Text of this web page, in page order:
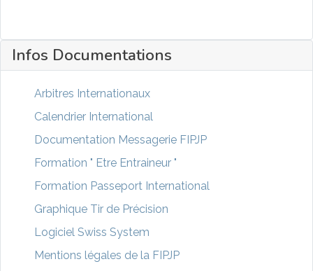
Infos Documentations
Arbitres Internationaux
Calendrier International
Documentation Messagerie FIPJP
Formation " Etre Entraineur "
Formation Passeport International
Graphique Tir de Précision
Logiciel Swiss System
Mentions légales de la FIPJP